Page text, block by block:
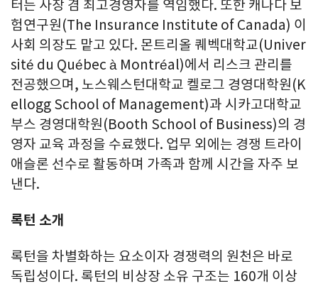
터는 사장 겸 최고경영자를 역임했다. 또한 캐나다 보
험연구원(The Insurance Institute of Canada) 이
사회 의장도 맡고 있다. 몬트리올 퀘벡대학교(Univer
sité du Québec à Montréal)에서 리스크 관리를
전공했으며, 노스웨스턴대학교 켈로그 경영대학원(K
ellogg School of Management)과 시카고대학교
부스 경영대학원(Booth School of Business)의 경
영자 교육 과정을 수료했다. 업무 외에는 경쟁 트라이
애슬론 선수로 활동하며 가족과 함께 시간을 자주 보
낸다.
록턴 소개
록턴을 차별화하는 요소이자 경쟁력의 원천은 바로
독립성이다. 록턴의 비상장 소유 구조는 160개 이상